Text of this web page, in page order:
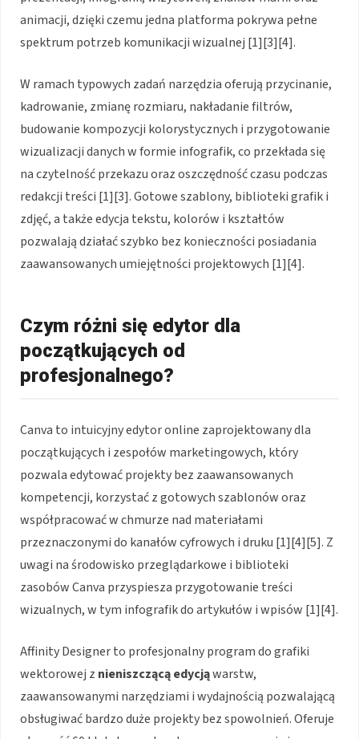
animacji, dzięki czemu jedna platforma pokrywa pełne
spektrum potrzeb komunikacji wizualnej [1][3][4].
W ramach typowych zadań narzędzia oferują przycinanie,
kadrowanie, zmianę rozmiaru, nakładanie filtrów,
budowanie kompozycji kolorystycznych i przygotowanie
wizualizacji danych w formie infografik, co przekłada się
na czytelność przekazu oraz oszczędność czasu podczas
redakcji treści [1][3]. Gotowe szablony, biblioteki grafik i
zdjęć, a także edycja tekstu, kolorów i kształtów
pozwalają działać szybko bez konieczności posiadania
zaawansowanych umiejętności projektowych [1][4].
Czym różni się edytor dla
początkujących od
profesjonalnego?
Canva to intuicyjny edytor online zaprojektowany dla
początkujących i zespołów marketingowych, który
pozwala edytować projekty bez zaawansowanych
kompetencji, korzystać z gotowych szablonów oraz
współpracować w chmurze nad materiałami
przeznaczonymi do kanałów cyfrowych i druku [1][4][5]. Z
uwagi na środowisko przeglądarkowe i biblioteki
zasobów Canva przyspiesza przygotowanie treści
wizualnych, w tym infografik do artykułów i wpisów [1][4].
Affinity Designer to profesjonalny program do grafiki
wektorowej z nieniszczącą edycjąwarstw,
zaawansowanymi narzędziami i wydajnością pozwalającą
obsługiwać bardzo duże projekty bez spowolnień. Oferuje